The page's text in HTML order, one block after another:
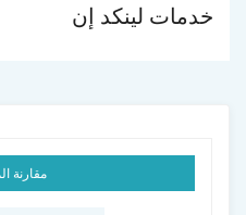
خدمات لينكد إن
مقارنة